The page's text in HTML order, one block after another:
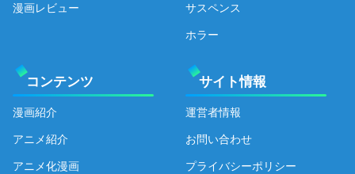
漫画レビュー サスペンス
ホラー
コンテンツ
漫画紹介
アニメ紹介
アニメ化漫画
サイト情報
運営者情報
お問い合わせ
プライバシーポリシー